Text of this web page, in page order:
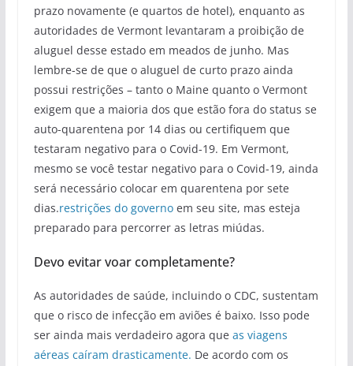
prazo novamente (e quartos de hotel), enquanto as
autoridades de Vermont levantaram a proibição de
aluguel desse estado em meados de junho. Mas
lembre-se de que o aluguel de curto prazo ainda
possui restrições – tanto o Maine quanto o Vermont
exigem que a maioria dos que estão fora do status se
auto-quarentena por 14 dias ou certifiquem que
testaram negativo para o Covid-19. Em Vermont,
mesmo se você testar negativo para o Covid-19, ainda
será necessário colocar em quarentena por sete
dias.restrições do governoem seu site, mas esteja
preparado para percorrer as letras miúdas.
Devo evitar voar completamente?
As autoridades de saúde, incluindo o CDC, sustentam
que o risco de infecção em aviões é baixo. Isso pode
ser ainda mais verdadeiro agora que as viagens
aéreas caíram drasticamente. De acordo com os